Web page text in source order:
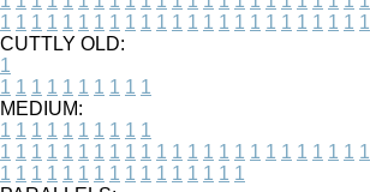
1 1 1 1 1 1 1 1 1 1 1 1 1 1 1 1 1 1 1 1 1 1 1 1
CUTTLY OLD:
1
1 1 1 1 1 1 1 1 1 1
MEDIUM:
1 1 1 1 1 1 1 1 1 1
1 1 1 1 1 1 1 1 1 1 1 1 1 1 1 1 1 1 1 1 1 1 1 1
1 1 1 1 1 1 1 1 1 1 1 1 1 1 1 1